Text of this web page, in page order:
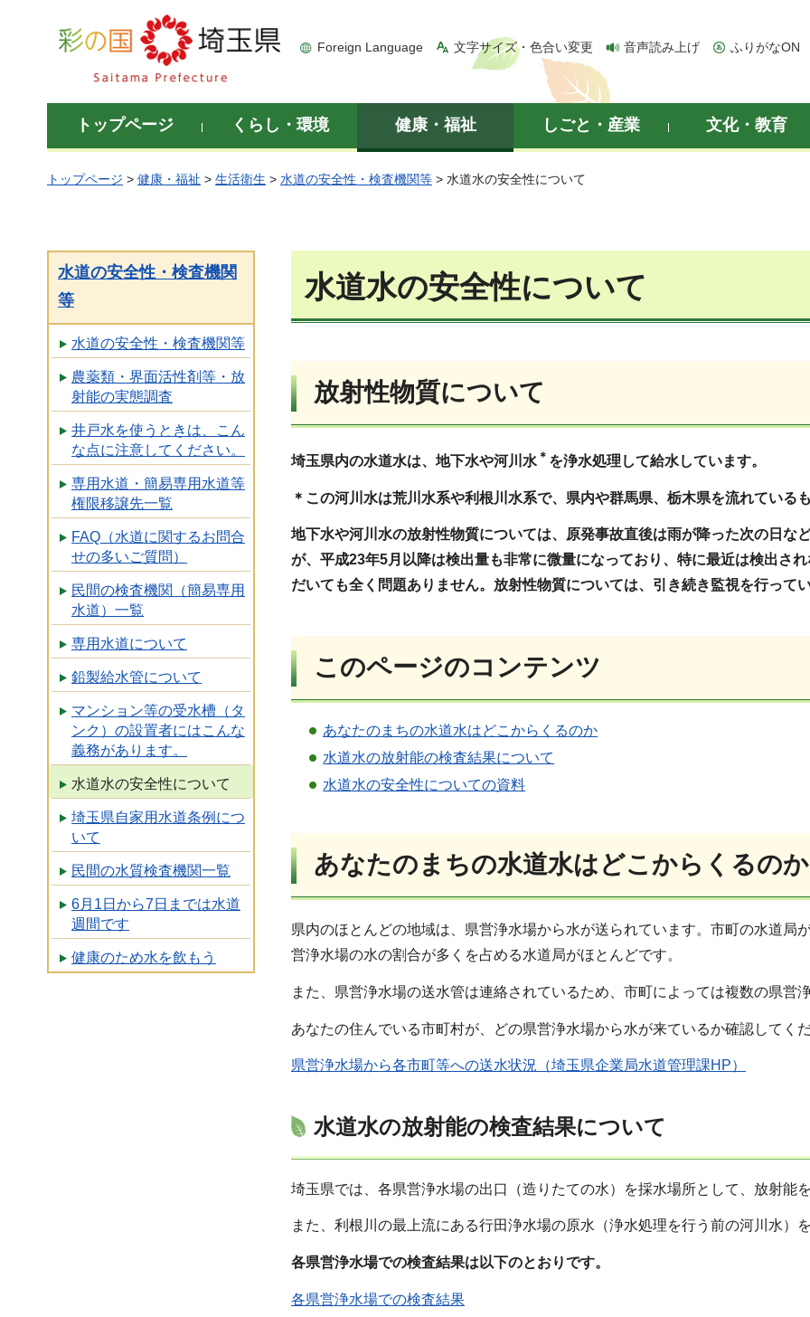
彩の国 埼玉県
Foreign Language 文字サイズ・色合い変更 音声読み上げ ふりがなON
トップページ くらし・環境 健康・福祉 しごと・産業 文化・教育
トップページ > 健康・福祉 > 生活衛生 > 水道の安全性・検査機関等 > 水道水の安全性について
水道の安全性・検査機関
等
水道の安全性・検査機関等
農薬類・界面活性剤等・放
射能の実態調査
井戸水を使うときは、こん
な点に注意してください。
専用水道・簡易専用水道等
権限移譲先一覧
FAQ（水道に関するお問合
せの多いご質問）
民間の検査機関（簡易専用
水道）一覧
専用水道について
鉛製給水管について
マンション等の受水槽（タ
ンク）の設置者にはこんな
義務があります。
水道水の安全性について
埼玉県自家用水道条例につ
いて
民間の水質検査機関一覧
6月1日から7日までは水道
週間です
健康のため水を飲もう
水道水の安全性について
放射性物質について
埼玉県内の水道水は、地下水や河川水 ＊ を浄水処理して給水しています。
＊この河川水は荒川水系や利根川水系で、県内や群馬県、栃木県を流れているも
地下水や河川水の放射性物質については、原発事故直後は雨が降った次の日な
が、平成23年5月以降は検出量も非常に微量になっており、特に最近は検出さ
だいても全く問題ありません。放射性物質については、引き続き監視を行って
このページのコンテンツ
あなたのまちの水道水はどこからくるのか
水道水の放射能の検査結果について
水道水の安全性についての資料
あなたのまちの水道水はどこからくるのか
県内のほとんどの地域は、県営浄水場から水が送られています。市町の水道局
営浄水場の水の割合が多くを占める水道局がほとんどです。
また、県営浄水場の送水管は連絡されているため、市町によっては複数の県営
あなたの住んでいる市町村が、どの県営浄水場から水が来ているか確認してくだ
県営浄水場から各市町等への送水状況（埼玉県企業局水道管理課HP）
水道水の放射能の検査結果について
埼玉県では、各県営浄水場の出口（造りたての水）を採水場所として、放射能
また、利根川の最上流にある行田浄水場の原水（浄水処理を行う前の河川水）
各県営浄水場での検査結果は以下のとおりです。
各県営浄水場での検査結果